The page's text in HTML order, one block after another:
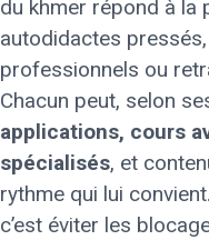
du khmer répond à la
autodidactes
professionnels ou
Chacun peut, selon
applications, cours
spécialisés, et
rythme qui lui
c’est éviter les